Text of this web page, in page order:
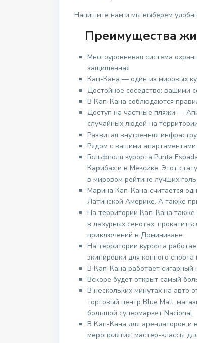
Напишите нам и мы выберем
Преимущества
Многоуровневая система
защищенная
Кап-Кана — один из мировых
Достойное соседство: вашими
В Кап-Кана соблюдаются
Доступ на частные пляжи —
случайных людей на
Развитая внутренняя
Рядом с вашими
Гольфполя курорта Punta
Карибах и в Мексике. Этот
в мировом рейтине лучших
Марина Кап-Кана считается
Латинской Америке. А также
На территории Кап-Кана также
в лазурных сенотах,
приключений в Доминикане
На территории курорта
экипировки для конного
В Кап-Кана работает сигарный
Вскоре будет открыт самый
В нескольких минутах на авто
торговый центр Blue Mall,
большой супермаркет Nacional.
В Кап-Кана для арендаторов и
мероприятия: мастер-классы